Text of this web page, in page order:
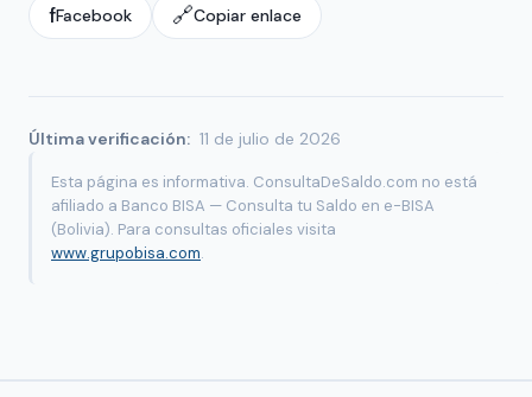
fFacebook 🔗Copiar enlace
Última verificación: 11 de julio de 2026
Esta página es informativa. ConsultaDeSaldo.com no está
afiliado a Banco BISA — Consulta tu Saldo en e-BISA
(Bolivia). Para consultas oficiales visita
www.grupobisa.com.